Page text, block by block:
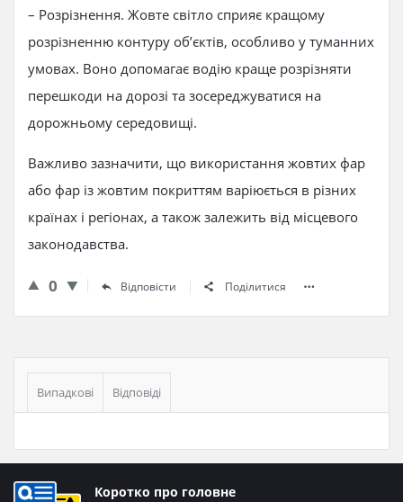
– Розрізнення. Жовте світло сприяє кращому
розрізненню контуру об’єктів, особливо у туманних
умовах. Воно допомагає водію краще розрізняти
перешкоди на дорозі та зосереджуватися на
дорожньому середовищі.
Важливо зазначити, що використання жовтих фар
або фар із жовтим покриттям варіюється в різних
країнах і регіонах, а також залежить від місцевого
законодавства.
0 Відповісти Поділитися
Бічна
панель
Випадкові Відповіді
Нижній Коротко про головне